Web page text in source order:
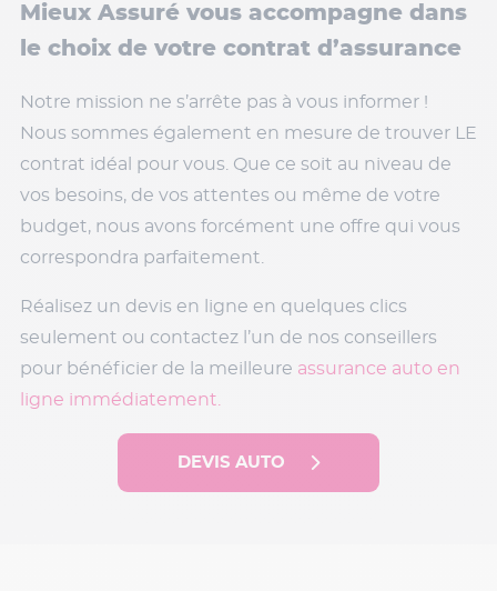
Mieux Assuré vous accompagne dans
le choix de votre contrat d’assurance
Notre mission ne s’arrête pas à vous informer !
Nous sommes également en mesure de trouver LE
contrat idéal pour vous. Que ce soit au niveau de
vos besoins, de vos attentes ou même de votre
budget, nous avons forcément une offre qui vous
correspondra parfaitement.
Réalisez un devis en ligne en quelques clics
seulement ou contactez l’un de nos conseillers
pour bénéficier de la meilleure assurance auto en
ligne immédiatement.
DEVIS AUTO